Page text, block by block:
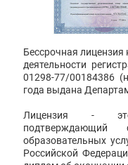
Бессрочная лицензия
деятельности
01298-77/00184386
года выдана
Лицензия -
подтверждающий
образовательных
Российской